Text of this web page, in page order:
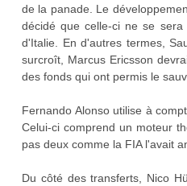
de la panade. Le
décidé que celle-ci ne se
d'Italie. En d'autres termes,
surcroît, Marcus Ericsson
des fonds qui ont permis le
Fernando Alonso utilise à
Celui-ci comprend un moteur
pas deux comme la FIA l'avait
Du côté des transferts, Nico